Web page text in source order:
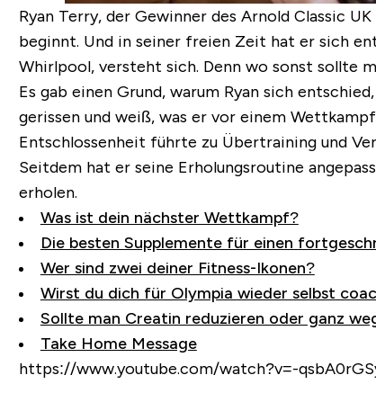
Ryan Terry, der Gewinner des Arnold Classic
beginnt. Und in seiner freien Zeit hat er sich
Whirlpool, versteht sich. Denn wo sonst sollte
Es gab einen Grund, warum Ryan sich
gerissen und weiß, was er vor einem
Entschlossenheit führte zu Übertraining und
Seitdem hat er seine Erholungsroutine
erholen.
Was ist dein nächster Wettkampf?
Die besten Supplemente für einen
Wer sind zwei deiner Fitness-Ikonen?
Wirst du dich für Olympia wieder selbst
Sollte man Creatin reduzieren oder ganz
Take Home Message
https://www.youtube.com/watch?v=-